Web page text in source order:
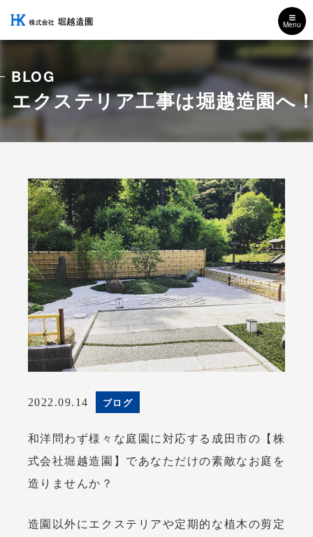
Menu
エクステリア工事は堀越造園へ
BLOG
2022.09.14 ブログ
和洋問わず様々な庭園に対応する成田市の【株
式会社堀越造園】であなただけの素敵なお庭を
造りませんか？
造園以外にエクステリアや定期的な植木の剪定